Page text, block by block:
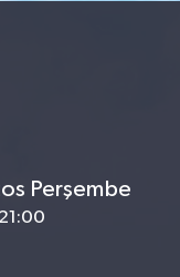
Perşembe
21:00